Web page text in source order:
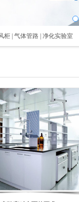
柜 | 气体管路 | 净化实验室